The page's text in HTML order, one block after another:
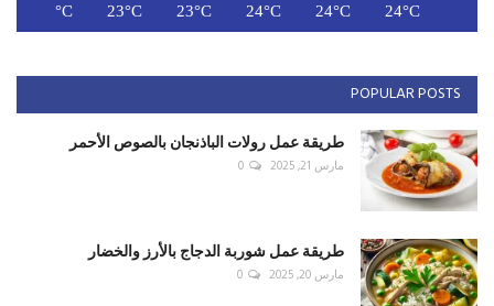
24°C
24°C
24°C
23°C
23°C
23°C
POPULAR POSTS
طريقة عمل رولات الباذنجان بالصوص الأحمر
مارس 21, 2025 0
طريقة عمل شوربة الدجاج بالأرز والخضار
مارس 20, 2025 0